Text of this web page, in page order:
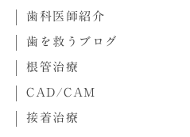
歯科医師紹介
歯を救うブログ
根管治療
CAD/CAM
接着治療